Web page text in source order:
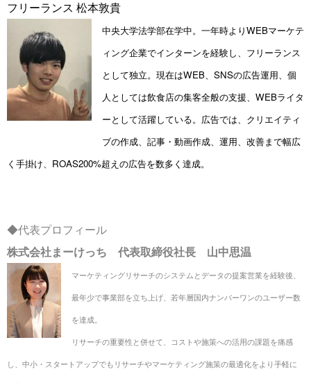
フリーランス 松本敦貴
中央大学法学部在学中。一年時よりWEBマーケテ
ィング企業でインターンを経験し、フリーランス
として独立。 現在はWEB、SNSの広告運用、個
人としては飲食店の集客全般の支援、WEBライタ
ーとして活躍している。広告では、クリエイティ
ブの作成、記事・動画作成、運用、改善まで幅広
く手掛け、ROAS200%超えの広告を数多く達成。
◆代表プロフィール
株式会社まーけっち 代表取締役社長 山中思温
マーケティングリサーチのシステムとデータの提案営業を経験後、
最年少で事業部を立ち上げ、 若年層国内ナンバーワンのユーザー数
を達成。
リサーチの重要性と併せて、コストや施策への活用の課題を痛感
し、中小・スタートアップでも リサーチやマーケティング施策の最適化をより手軽に